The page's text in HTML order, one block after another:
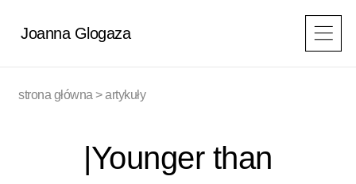
Joanna Glogaza
strona główna >artykuły
|Younger than